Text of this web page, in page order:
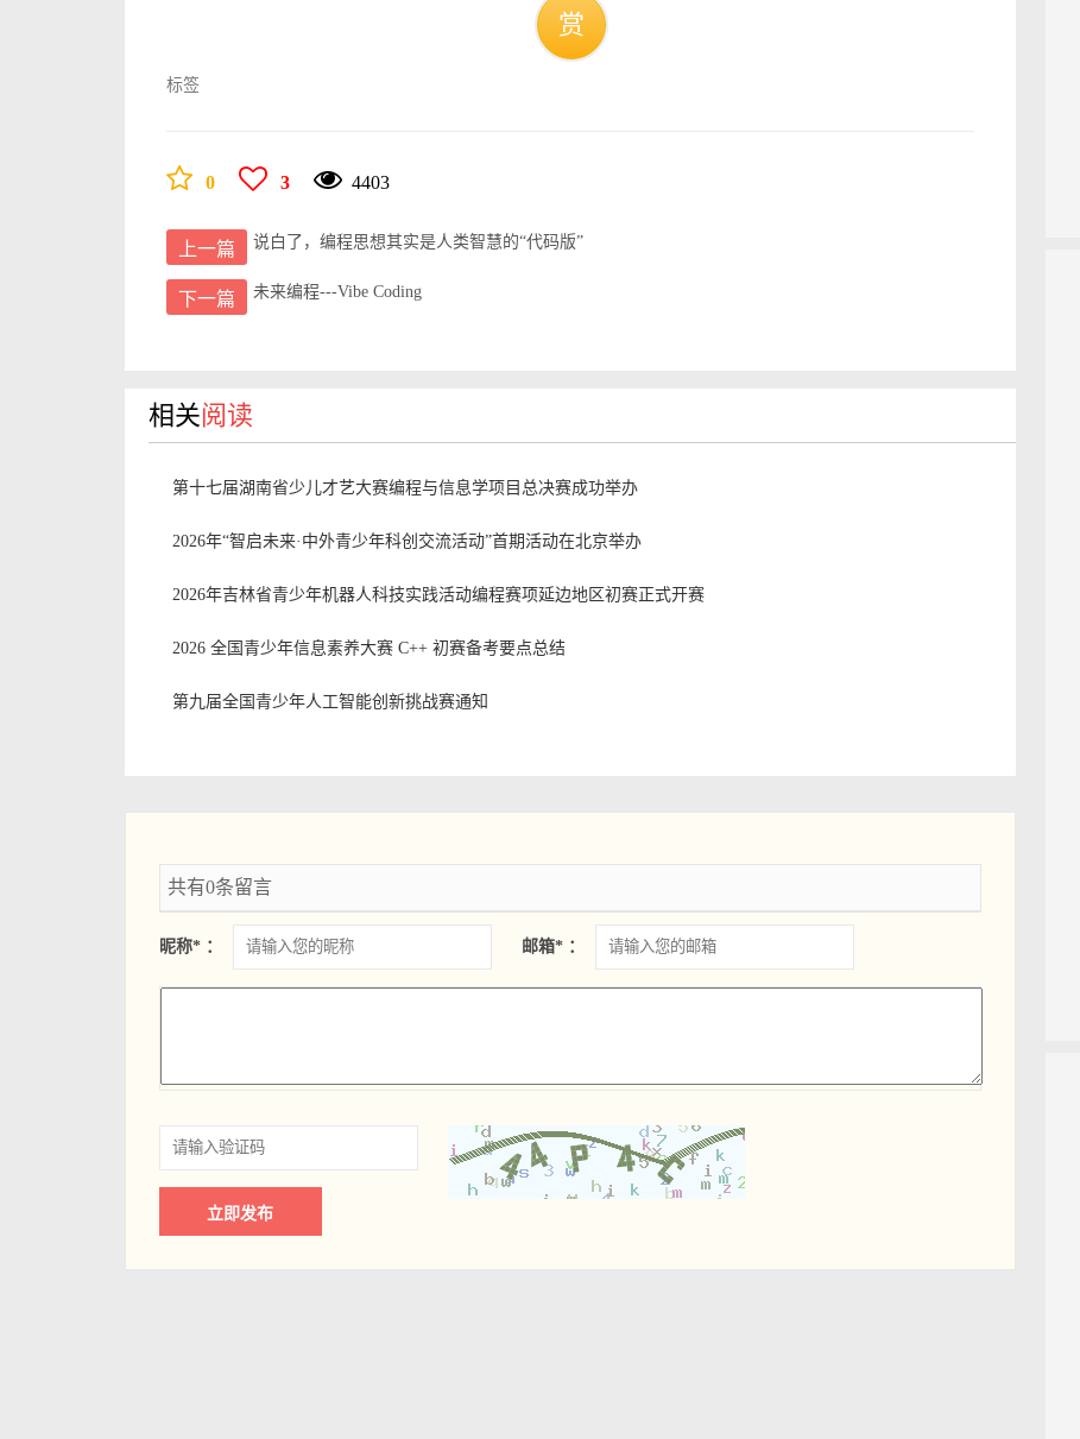
赏
标签
0 3 4403
上一篇 说白了，编程思想其实是人类智慧的“代码版”
下一篇 未来编程---Vibe Coding
相关阅读
第十七届湖南省少儿才艺大赛编程与信息学项目总决赛成功举办
2026年“智启未来·中外青少年科创交流活动”首期活动在北京举办
2026年吉林省青少年机器人科技实践活动编程赛项延边地区初赛正式开赛
2026 全国青少年信息素养大赛 C++ 初赛备考要点总结
第九届全国青少年人工智能创新挑战赛通知
共有0条留言
昵称* ： 邮箱* ：